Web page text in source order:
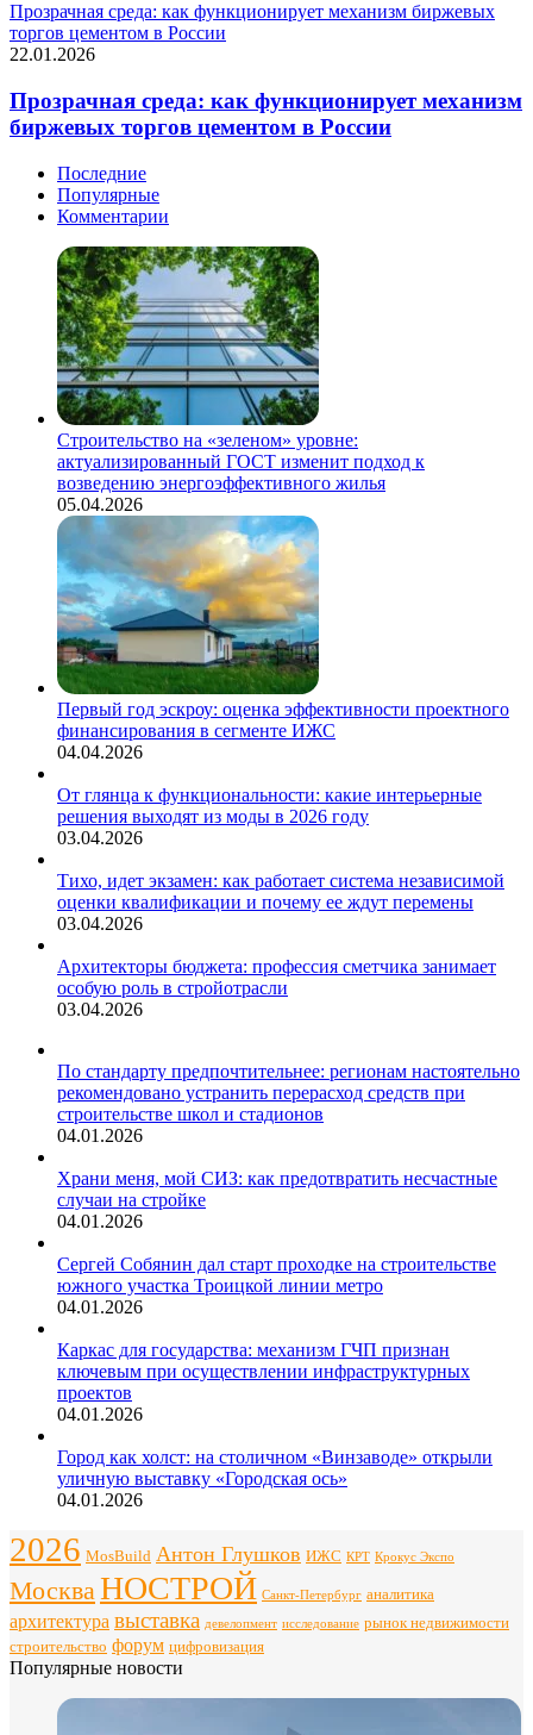
Прозрачная среда: как функционирует механизм биржевых
торгов цементом в России
22.01.2026
Прозрачная среда: как функционирует механизм
биржевых торгов цементом в России
Последние
Популярные
Комментарии
Строительство на «зеленом» уровне:
актуализированный ГОСТ изменит подход к
возведению энергоэффективного жилья
05.04.2026
Первый год эскроу: оценка эффективности проектного
финансирования в сегменте ИЖС
04.04.2026
От глянца к функциональности: какие интерьерные
решения выходят из моды в 2026 году
03.04.2026
Тихо, идет экзамен: как работает система независимой
оценки квалификации и почему ее ждут перемены
03.04.2026
Архитекторы бюджета: профессия сметчика занимает
особую роль в стройотрасли
03.04.2026
По стандарту предпочтительнее: регионам настоятельно
рекомендовано устранить перерасход средств при
строительстве школ и стадионов
04.01.2026
Храни меня, мой СИЗ: как предотвратить несчастные
случаи на стройке
04.01.2026
Сергей Собянин дал старт проходке на строительстве
южного участка Троицкой линии метро
04.01.2026
Каркас для государства: механизм ГЧП признан
ключевым при осуществлении инфраструктурных
проектов
04.01.2026
Город как холст: на столичном «Винзаводе» открыли
уличную выставку «Городская ось»
04.01.2026
2026 MosBuild Антон Глушков ИЖС КРТ Крокус Экспо
Москва НОСТРОЙ Санкт-Петербург аналитика
архитектура выставка девелопмент исследование рынок недвижимости
строительство форум цифровизация
Популярные новости